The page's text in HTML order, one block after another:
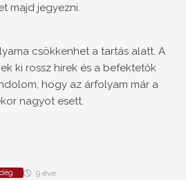
majd jegyezni.
csökkenhet a tartás alatt. A
ki rossz hírek és a befektetők
hogy az árfolyam már a
nagyot esett.
9 éve